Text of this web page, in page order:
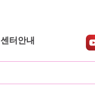
센터안내